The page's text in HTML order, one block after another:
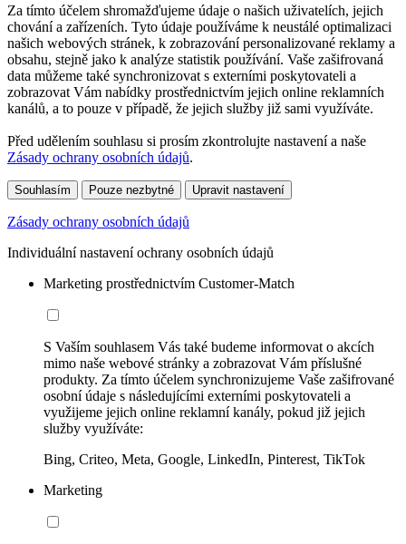
Za tímto účelem shromažďujeme údaje o našich uživatelích, jejich
chování a zařízeních. Tyto údaje používáme k neustálé optimalizaci
našich webových stránek, k zobrazování personalizované reklamy a
obsahu, stejně jako k analýze statistik používání. Vaše zašifrovaná
data můžeme také synchronizovat s externími poskytovateli a
zobrazovat Vám nabídky prostřednictvím jejich online reklamních
kanálů, a to pouze v případě, že jejich služby již sami využíváte.
Před udělením souhlasu si prosím zkontrolujte nastavení a naše
Zásady ochrany osobních údajů.
Souhlasím Pouze nezbytné Upravit nastavení
Zásady ochrany osobních údajů
Individuální nastavení ochrany osobních údajů
Marketing prostřednictvím Customer-Match
S Vaším souhlasem Vás také budeme informovat o akcích
mimo naše webové stránky a zobrazovat Vám příslušné
produkty. Za tímto účelem synchronizujeme Vaše zašifrované
osobní údaje s následujícími externími poskytovateli a
využijeme jejich online reklamní kanály, pokud již jejich
služby využíváte:
Bing, Criteo, Meta, Google, LinkedIn, Pinterest, TikTok
Marketing